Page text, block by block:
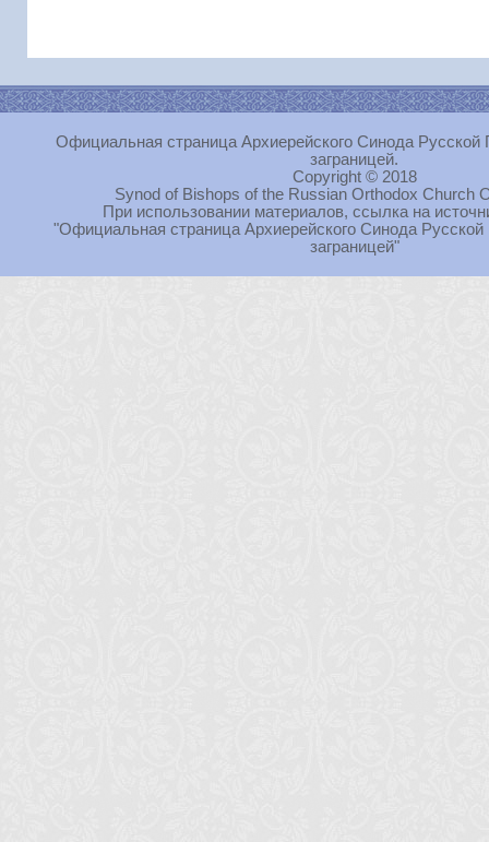
Официальная страница Архиерейского Синода Русской
заграницей.
Copyright © 2018
Synod of Bishops of the Russian Orthodox Church
При использовании материалов, ссылка на
"Официальная страница Архиерейского Синода
заграницей"